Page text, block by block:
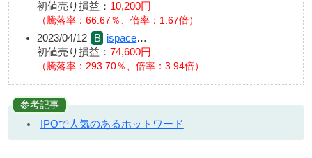
初値売り損益： 10,200円
（騰落率：66.67％、倍率：1.67倍）
2023/04/12 ispace…
初値売り損益： 74,600円
（騰落率：293.70％、倍率：3.94倍）
参考記事
IPOで人気のあるホットワード